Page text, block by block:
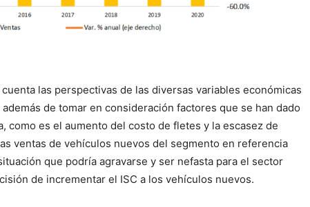
las perspectivas de las diversas variables económicas
de tomar en consideración factores que se han dado
como es el aumento del costo de fletes y la escasez de
ventas de vehículos nuevos del segmento en referencia
que podría agravarse y ser nefasta para el sector
de incrementar el ISC a los vehículos nuevos.